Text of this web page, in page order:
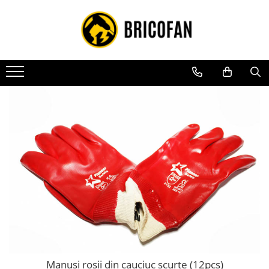
Toate Produsele
Vehicule electrice
Atv
Masini electrice
Motocross
Piese de schimb vehicule electrice
Scutere electrice
Scutere pe benzina
Tricicluri cargo fara permis
Trotinete electrice
Manusi rosii din cauciuc scurte (12pcs)